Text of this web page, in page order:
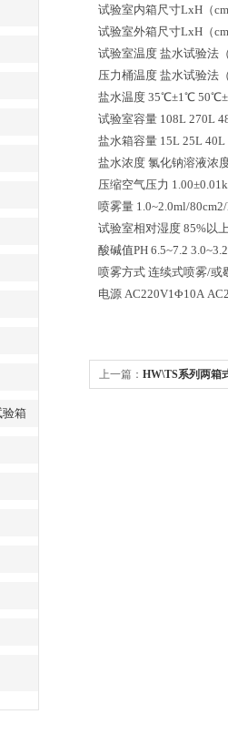
验箱
试验室内箱尺寸LxH（
试验室外箱尺寸LxH（
试验室温度 盐水试验法
压力桶温度 盐水试验法
盐水温度 35℃±1℃
试验室容量 108L 270L
盐水箱容量 15L 25L
盐水浓度 氯化钠溶液浓
压缩空气压力
喷雾量 1.0~2.0ml/
试验室相对湿度 85%以
酸碱值PH 6.5~7.2 3.0~3.2
喷雾方式 连续式喷雾/或
电源 AC220V1Φ10A
上一篇： HW\TS系列两箱